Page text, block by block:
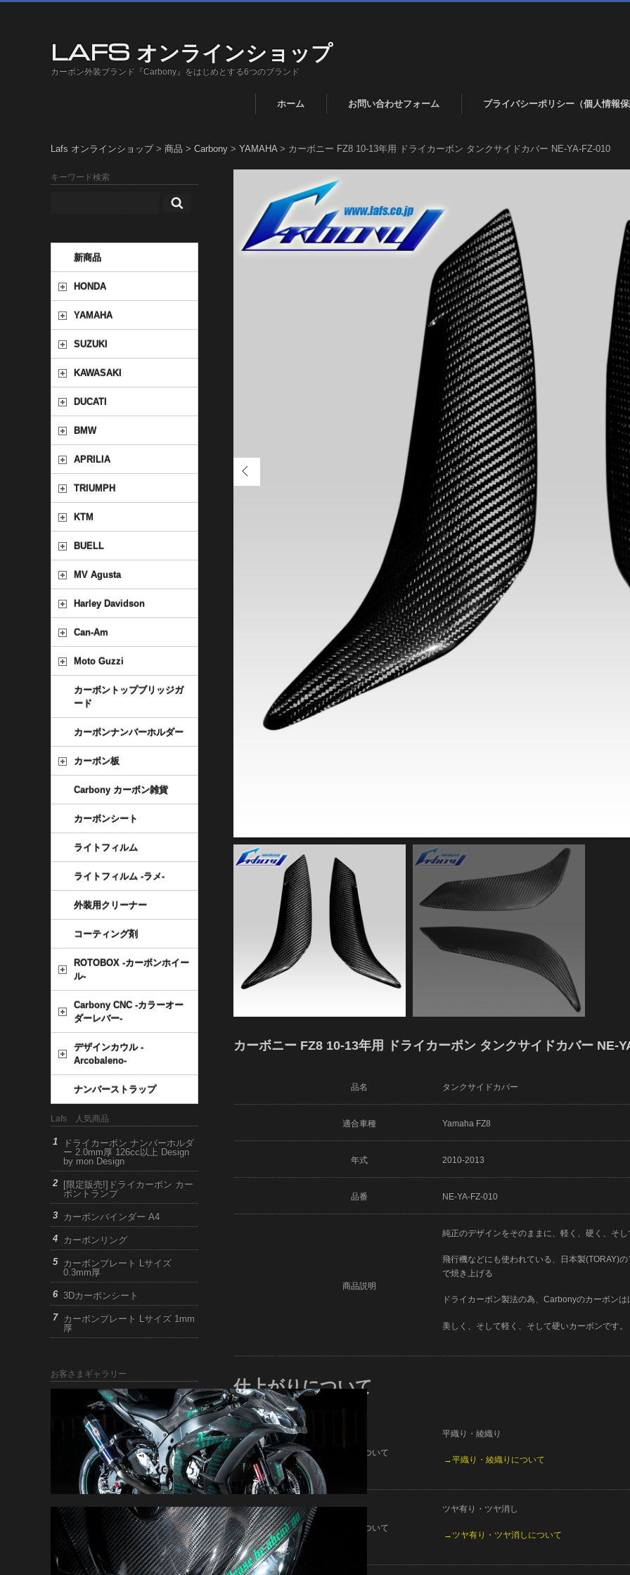
LAFS オンラインショップ
カーボン外装ブランド『Carbony』をはじめとする6つのブランド
ホーム お問い合わせフォーム プライバシーポリシー（個人情報
Lafs オンラインショップ> 商品 > Carbony > YAMAHA> カーボニー FZ8 10-13年用 ドライカーボン タンクサイドカバー NE-YA-FZ-010
カーボニー FZ8 10-13年用 ドライカーボン タンクサイドカバー NE-
品名 タンクサイドカバー
適合車種 Yamaha FZ8
年式 2010-2013
品番 NE-YA-FZ-010
商品説明
純正のデザインをそのままに、軽く、硬く、そ
飛行機などにも使われている、日本製(TORAY)
で焼き上げる
ドライカーボン製法の為、Carbonyのカーボン
美しく、そして軽く、そして硬いカーボンです。
仕上がりについて
織り方について
平織り・綾織り
→平織り・綾織りについて
仕上げについて
ツヤ有り・ツヤ消し
→ツヤ有り・ツヤ消しについて
キーワード検索
新商品
HONDA
YAMAHA
SUZUKI
KAWASAKI
DUCATI
BMW
APRILIA
TRIUMPH
KTM
BUELL
MV Agusta
Harley Davidson
Can-Am
Moto Guzzi
カーボントップブリッジガ
ード
カーボンナンバーホルダー
カーボン板
Carbony カーボン雑貨
カーボンシート
ライトフィルム
ライトフィルム -ラメ-
外装用クリーナー
コーティング剤
ROTOBOX -カーボンホイー
ル-
Carbony CNC -カラーオー
ダーレバー-
デザインカウル -
Arcobaleno-
ナンバーストラップ
Lafs 人気商品
ドライカーボン ナンバーホルダ
ー 2.0mm厚 126cc以上 Design
by mon Design
[限定販売!]ドライカーボン カー
ボントランプ
カーボンバインダー A4
カーボンリング
カーボンプレート Lサイズ
0.3mm厚
3Dカーボンシート
カーボンプレート Lサイズ 1mm
厚
お客さまギャラリー